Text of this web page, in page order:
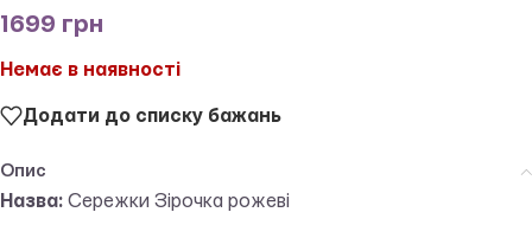
1699 грн
Немає в наявності
Додати до списку бажань
Опис
Назва: Сережки Зірочка рожеві